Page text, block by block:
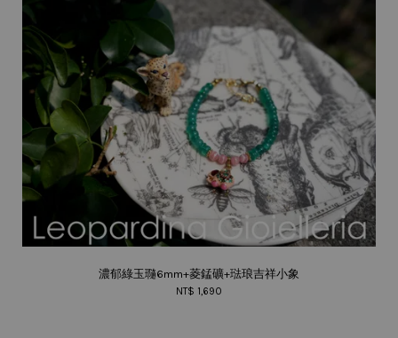
濃郁綠玉瓍6mm+菱錳礦+琺琅吉祥小象
NT$ 1,690